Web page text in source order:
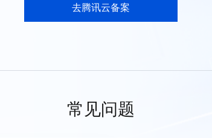
去腾讯云备案
常见问题